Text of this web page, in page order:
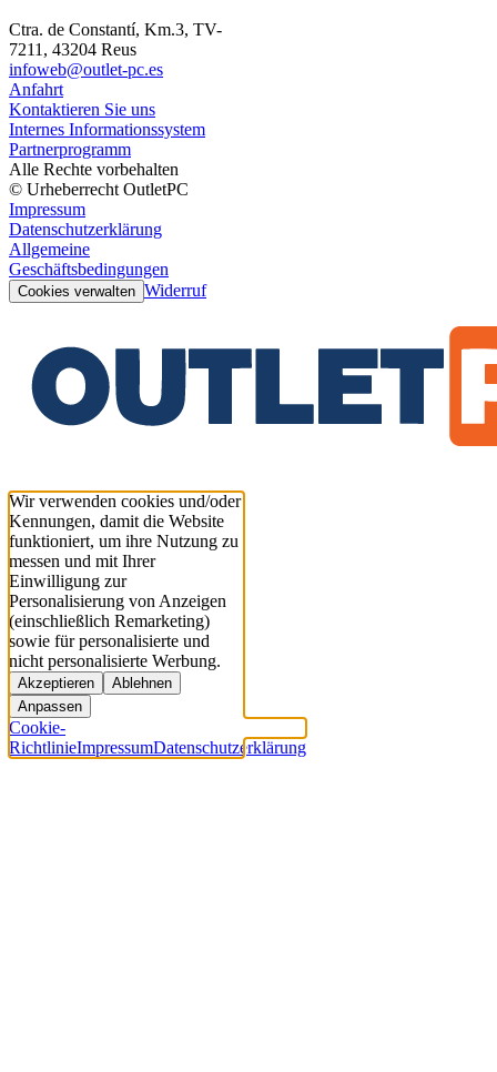
Ctra. de Constantí, Km.3, TV-
7211, 43204 Reus
infoweb@outlet-pc.es
Anfahrt
Kontaktieren Sie uns
Internes Informationssystem
Partnerprogramm
Alle Rechte vorbehalten
© Urheberrecht OutletPC
Impressum
Datenschutzerklärung
Allgemeine
Geschäftsbedingungen
Cookies verwalten Widerruf
Wir verwenden cookies und/oder
Kennungen, damit die Website
funktioniert, um ihre Nutzung zu
messen und mit Ihrer
Einwilligung zur
Personalisierung von Anzeigen
(einschließlich Remarketing)
sowie für personalisierte und
nicht personalisierte Werbung.
Akzeptieren
Ablehnen
Anpassen
Cookie-
RichtlinieImpressumDatenschutzerklärung